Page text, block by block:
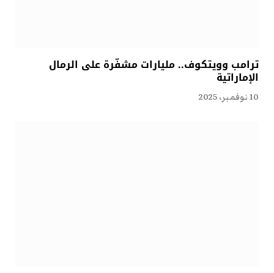
ترامب وويتكوف.. مليارات مشفّرة على الرمال
الإماراتية
10 نوفمبر، 2025